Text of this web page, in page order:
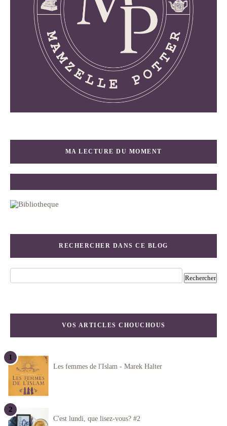
MA LECTURE DU MOMENT
RECHERCHER DANS CE BLOG
VOS ARTICLES CHOUCHOUS
Les femmes de l'Islam - Marek Halter
C'est lundi, que lisez-vous? #2